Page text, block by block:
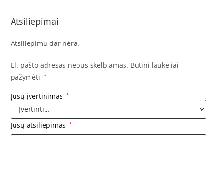
Atsiliepimai
Atsiliepimų dar nėra.
El. pašto adresas nebus skelbiamas. Būtini laukeliai
pažymėti
*
Jūsų įvertinimas *
Jūsų atsiliepimas *